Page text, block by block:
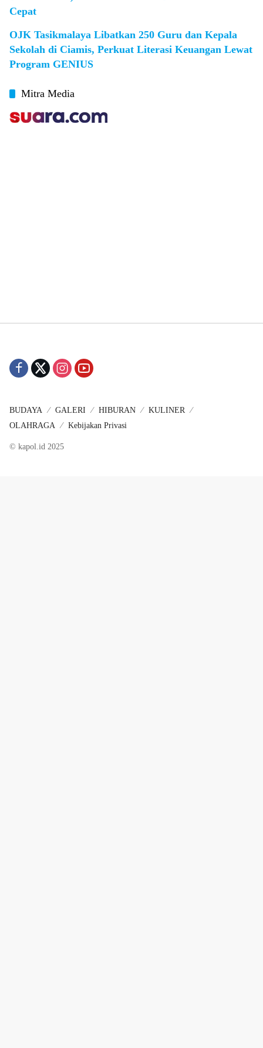
Cepat
OJK Tasikmalaya Libatkan 250 Guru dan Kepala
Sekolah di Ciamis, Perkuat Literasi Keuangan Lewat
Program GENIUS
Mitra Media
BUDAYA GALERI HIBURAN
KULINER
OLAHRAGA
Kebijakan Privasi
© kapol.id 2025